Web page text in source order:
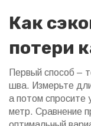
Как
потери
Первый способ –
шва. Измерьте
а потом спросите
метр. Сравнение